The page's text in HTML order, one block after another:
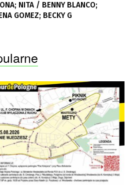
NITA / BENNY BLANCO;
GOMEZ; BECKY G